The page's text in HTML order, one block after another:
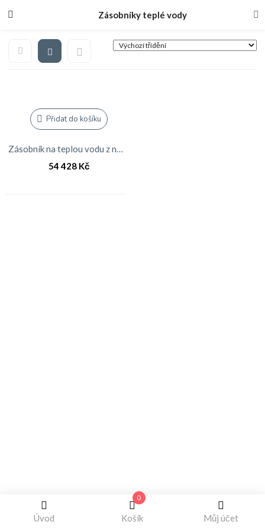
Zásobníky teplé vody
Úvod
0
Košík Můj účet
Přidat do košíku
Zásobník na teplou vodu z nerezové oceli DAIKIN s objemem 300
54 428 Kč